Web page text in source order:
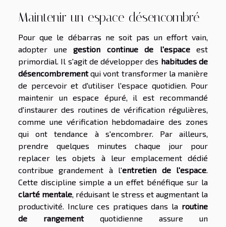
Maintenir un espace désencombré
Pour que le débarras ne soit pas un effort vain,
adopter une gestion continue de l'espaceest
primordial. Il s'agit de développer des habitudes de
désencombrementqui vont transformer la manière
de percevoir et d'utiliser l'espace quotidien. Pour
maintenir un espace épuré, il est recommandé
d'instaurer des routines de vérification régulières,
comme une vérification hebdomadaire des zones
qui ont tendance à s'encombrer. Par ailleurs,
prendre quelques minutes chaque jour pour
replacer les objets à leur emplacement dédié
contribue grandement à l'entretien de l'espace.
Cette discipline simple a un effet bénéfique sur la
clarté mentale, réduisant le stress et augmentant la
productivité. Inclure ces pratiques dans la routine
de rangementquotidienne assure un